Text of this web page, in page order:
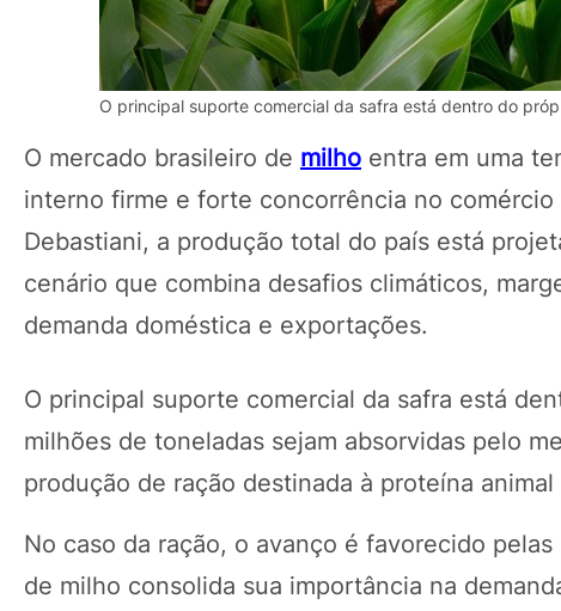
O principal suporte comercial da safra está dentro do
O mercado brasileiro de milho entra em uma
interno firme e forte concorrência no
Debastiani, a produção total do país está
cenário que combina desafios climáticos,
demanda doméstica e exportações.
O principal suporte comercial da safra está
milhões de toneladas sejam absorvidas pelo
produção de ração destinada à proteína
No caso da ração, o avanço é favorecido
de milho consolida sua importância na